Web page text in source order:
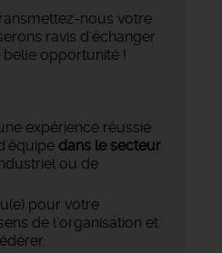
nous votre
ravis d'échanger
opportunité !
expérience réussie
dans le secteur
ou de
pour votre
de l'organisation et